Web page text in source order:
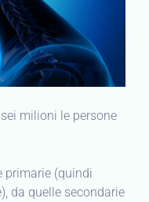
milioni le persone
primarie (quindi
da quelle secondarie